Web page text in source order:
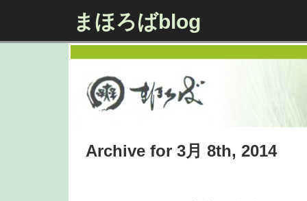
まほろばblog
Archive for 3月 8th, 2014